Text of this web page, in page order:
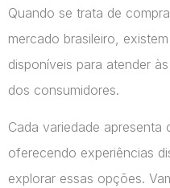
Quando se trata de
mercado brasileiro,
disponíveis para atender
dos consumidores.
Cada variedade
oferecendo experiências
explorar essas opções.